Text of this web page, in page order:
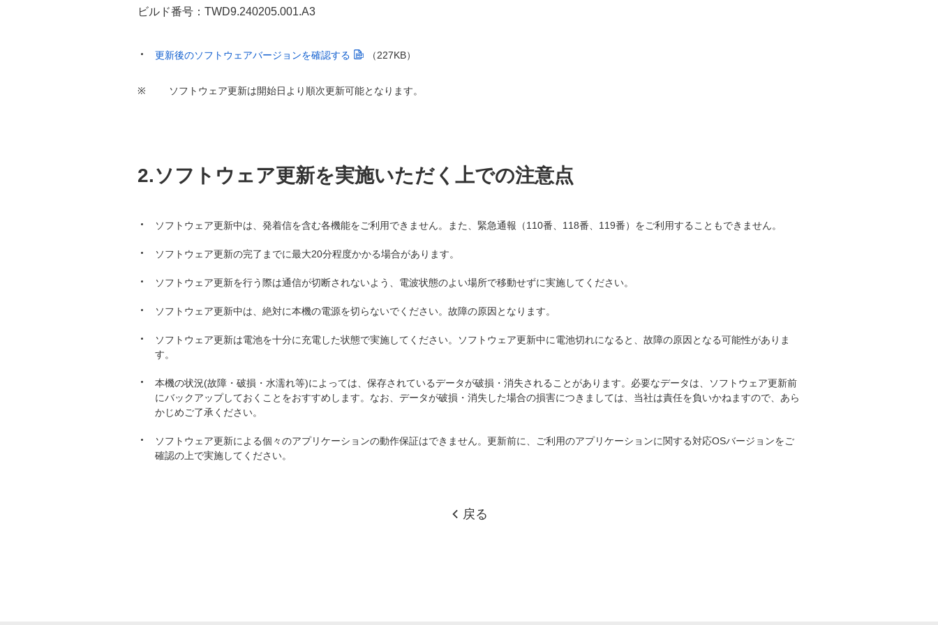
ビルド番号：TWD9.240205.001.A3
更新後のソフトウェアバージョンを確認する （227KB）
※ ソフトウェア更新は開始日より順次更新可能となります。
2.ソフトウェア更新を実施いただく上での注意点
ソフトウェア更新中は、発着信を含む各機能をご利用できません。また、緊急通報（110番、118番、119番）をご利用することもできません。
ソフトウェア更新の完了までに最大20分程度かかる場合があります。
ソフトウェア更新を行う際は通信が切断されないよう、電波状態のよい場所で移動せずに実施してください。
ソフトウェア更新中は、絶対に本機の電源を切らないでください。故障の原因となります。
ソフトウェア更新は電池を十分に充電した状態で実施してください。ソフトウェア更新中に電池切れになると、故障の原因となる可能性がありま
す。
本機の状況(故障・破損・水濡れ等)によっては、保存されているデータが破損・消失されることがあります。必要なデータは、ソフトウェア更新前
にバックアップしておくことをおすすめします。なお、データが破損・消失した場合の損害につきましては、当社は責任を負いかねますので、あら
かじめご了承ください。
ソフトウェア更新による個々のアプリケーションの動作保証はできません。更新前に、ご利用のアプリケーションに関する対応OSバージョンをご
確認の上で実施してください。
戻る